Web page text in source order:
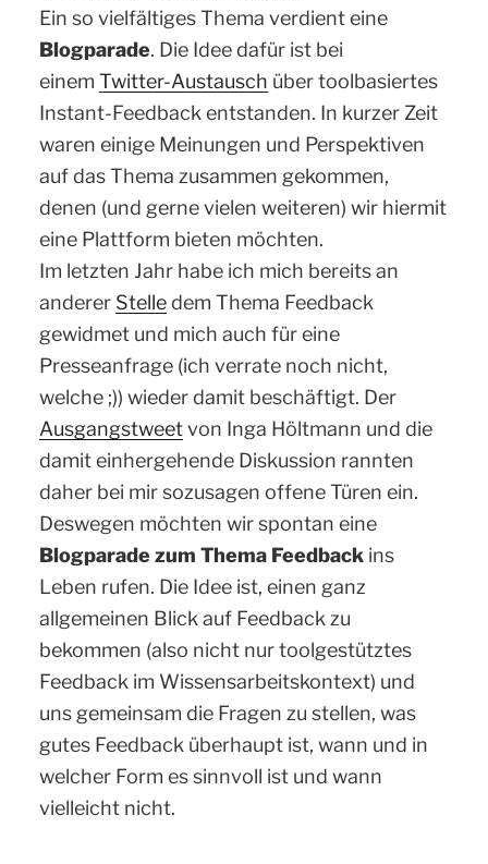
Ein so vielfältiges Thema verdient eine
Blogparade. Die Idee dafür ist bei
einem Twitter-Austausch über toolbasiertes
Instant-Feedback entstanden. In kurzer Zeit
waren einige Meinungen und Perspektiven
auf das Thema zusammen gekommen,
denen (und gerne vielen weiteren) wir hiermit
eine Plattform bieten möchten.
Im letzten Jahr habe ich mich bereits an
anderer Stelledem Thema Feedback
gewidmet und mich auch für eine
Presseanfrage (ich verrate noch nicht,
welche ;)) wieder damit beschäftigt. Der
Ausgangstweetvon Inga Höltmann und die
damit einhergehende Diskussion rannten
daher bei mir sozusagen offene Türen ein.
Deswegen möchten wir spontan eine
Blogparade zum Thema Feedback ins
Leben rufen. Die Idee ist, einen ganz
allgemeinen Blick auf Feedback zu
bekommen (also nicht nur toolgestütztes
Feedback im Wissensarbeitskontext) und
uns gemeinsam die Fragen zu stellen, was
gutes Feedback überhaupt ist, wann und in
welcher Form es sinnvoll ist und wann
vielleicht nicht.